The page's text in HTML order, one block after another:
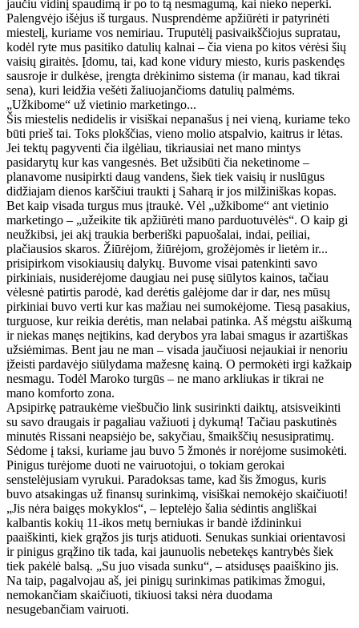
jaučiu vidinį spaudimą ir po to tą nesmagumą, kai nieko neperki.
Palengvėjo išėjus iš turgaus. Nusprendėme apžiūrėti ir patyrinėti
miestelį, kuriame vos nemiriau. Truputėlį pasivaikščiojus supratau,
kodėl ryte mus pasitiko datulių kalnai – čia viena po kitos vėrėsi šių
vaisių giraitės. Įdomu, tai, kad kone vidury miesto, kuris paskendęs
sausroje ir dulkėse, įrengta drėkinimo sistema (ir manau, kad tikrai
sena), kuri leidžia vešėti žaliuojančioms datulių palmėms.
„Užkibome“ už vietinio marketingo...
Šis miestelis nedidelis ir visiškai nepanašus į nei vieną, kuriame teko
būti prieš tai. Toks plokščias, vieno molio atspalvio, kaitrus ir lėtas.
Jei tektų pagyventi čia ilgėliau, tikriausiai net mano mintys
pasidarytų kur kas vangesnės. Bet užsibūti čia neketinome –
planavome nusipirkti daug vandens, šiek tiek vaisių ir nuslūgus
didžiajam dienos karščiui traukti į Saharą ir jos milžiniškas kopas.
Bet kaip visada turgus mus įtraukė. Vėl „užkibome“ ant vietinio
marketingo – „užeikite tik apžiūrėti mano parduotuvėlės“. O kaip gi
neužkibsi, jei akį traukia berberiški papuošalai, indai, peiliai,
plačiausios skaros. Žiūrėjom, žiūrėjom, grožėjomės ir lietėm ir...
prisipirkom visokiausių dalykų. Buvome visai patenkinti savo
pirkiniais, nusiderėjome daugiau nei pusę siūlytos kainos, tačiau
vėlesnė patirtis parodė, kad derėtis galėjome dar ir dar, nes mūsų
pirkiniai buvo verti kur kas mažiau nei sumokėjome. Tiesą pasakius,
turguose, kur reikia derėtis, man nelabai patinka. Aš mėgstu aiškumą
ir niekas manęs neįtikins, kad derybos yra labai smagus ir azartiškas
užsiėmimas. Bent jau ne man – visada jaučiuosi nejaukiai ir nenoriu
įžeisti pardavėjo siūlydama mažesnę kainą. O permokėti irgi kažkaip
nesmagu. Todėl Maroko turgūs – ne mano arkliukas ir tikrai ne
mano komforto zona.
Apsipirkę patraukėme viešbučio link susirinkti daiktų, atsisveikinti
su savo draugais ir pagaliau važiuoti į dykumą! Tačiau paskutinės
minutės Rissani neapsiėjo be, sakyčiau, šmaikščių nesusipratimų.
Sėdome į taksi, kuriame jau buvo 5 žmonės ir norėjome susimokėti.
Pinigus turėjome duoti ne vairuotojui, o tokiam gerokai
senstelėjusiam vyrukui. Paradoksas tame, kad šis žmogus, kuris
buvo atsakingas už finansų surinkimą, visiškai nemokėjo skaičiuoti!
„Jis nėra baigęs mokyklos“, – leptelėjo šalia sėdintis angliškai
kalbantis kokių 11-ikos metų berniukas ir bandė iždininkui
paaiškinti, kiek grąžos jis turįs atiduoti. Senukas sunkiai orientavosi
ir pinigus grąžino tik tada, kai jaunuolis nebetekęs kantrybės šiek
tiek pakėlė balsą. „Su juo visada sunku“, – atsidusęs paaiškino jis.
Na taip, pagalvojau aš, jei pinigų surinkimas patikimas žmogui,
nemokančiam skaičiuoti, tikiuosi taksi nėra duodama
nesugebančiam vairuoti.